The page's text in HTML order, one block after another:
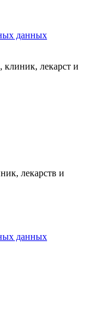
данных
клиник, лекарст и
лекарств и
данных